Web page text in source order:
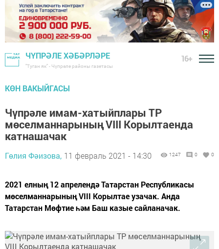
ЧҮПРӘЛЕ ХӘБӘРЛӘРЕ
"Туган як" - Чүпрәле районы газетасы
16+
КӨН ВАКЫЙГАСЫ
Чүпрәле имам-хатыйплары ТР
мөселманнарының VIII Корылтаенда
катнашачак
Гөлия Фәизова, 11 февраль 2021 - 14:30 1247 0 0
2021 елның 12 апрелендә Татарстан Республикасы
мөселманнарының VIII Корылтае узачак. Анда
Татарстан Мөфтие һәм Баш казые сайланачак.